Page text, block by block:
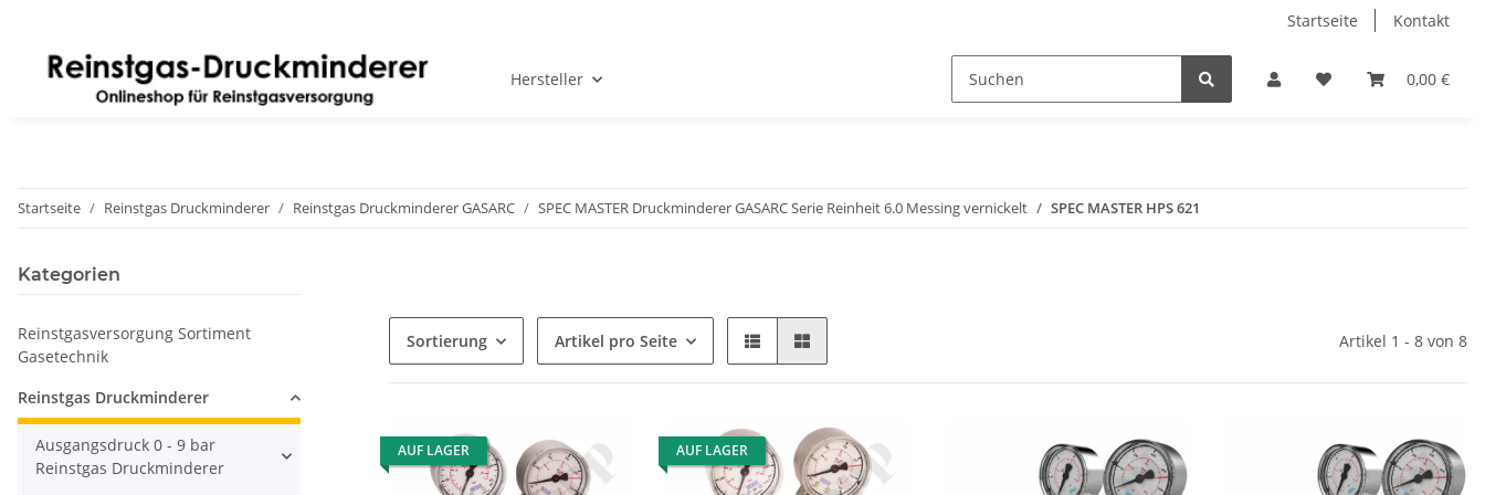
Startseite Kontakt
0,00 €
Hersteller
Startseite Reinstgas Druckminderer Reinstgas Druckminderer GASARC SPEC MASTER Druckminderer GASARC Serie Reinheit 6.0 Messing vernickelt SPEC MASTER HPS 621
Sortierung Artikel pro Seite Artikel 1 - 8 von 8
AUF LAGER AUF LAGER
Kategorien
Reinstgasversorgung Sortiment
Gasetechnik
Reinstgas Druckminderer
Ausgangsdruck 0 - 9 bar
Reinstgas Druckminderer